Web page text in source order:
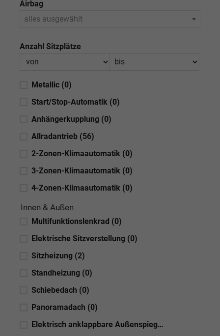
Airbag
alles ausgewählt
Anzahl Sitzplätze
Metallic (0)
Start/Stop-Automatik (0)
Anhängerkupplung (0)
Allradantrieb (56)
2-Zonen-Klimaautomatik (0)
3-Zonen-Klimaautomatik (0)
4-Zonen-Klimaautomatik (0)
Innen & Außen
Multifunktionslenkrad (0)
Elektrische Sitzverstellung (0)
Sitzheizung (2)
Standheizung (0)
Schiebedach (0)
Panoramadach (0)
Elektrisch anklappbare Außenspiegel